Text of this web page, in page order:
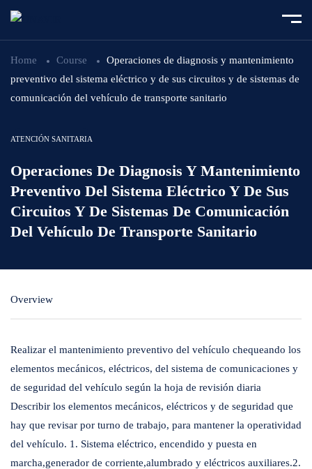
Home Course
Operaciones de diagnosis y mantenimiento
preventivo del sistema eléctrico y de sus circuitos y de sistemas de
comunicación del vehículo de transporte sanitario
ATENCIÓN SANITARIA
Operaciones De Diagnosis Y Mantenimiento
Preventivo Del Sistema Eléctrico Y De Sus
Circuitos Y De Sistemas De Comunicación
Del Vehículo De Transporte Sanitario
Overview
Realizar el mantenimiento preventivo del vehículo chequeando los
elementos mecánicos, eléctricos, del sistema de comunicaciones y
de seguridad del vehículo según la hoja de revisión diaria
Describir los elementos mecánicos, eléctricos y de seguridad que
hay que revisar por turno de trabajo, para mantener la operatividad
del vehículo. 1. Sistema eléctrico, encendido y puesta en
marcha,generador de corriente,alumbrado y eléctricos auxiliares.2.